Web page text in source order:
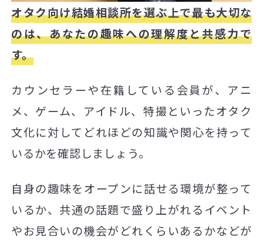
オタク向け結婚相談所を選ぶ上で最も大切な
のは、あなたの趣味への理解度と共感力で
す。
カウンセラーや在籍している会員が、アニ
メ、ゲーム、アイドル、特撮といったオタク
文化に対してどれほどの知識や関心を持って
いるかを確認しましょう。
自身の趣味をオープンに話せる環境が整って
いるか、共通の話題で盛り上がれるイベント
やお見合いの機会がどれくらいあるかなどが